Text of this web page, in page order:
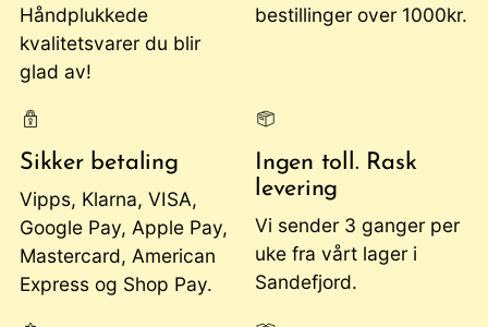
Håndplukkede
kvalitetsvarer du blir
glad av!
bestillinger over 1000kr.
Sikker betaling
Vipps, Klarna, VISA,
Google Pay, Apple Pay,
Mastercard, American
Express og Shop Pay.
Ingen toll. Rask
levering
Vi sender 3 ganger per
uke fra vårt lager i
Sandefjord.